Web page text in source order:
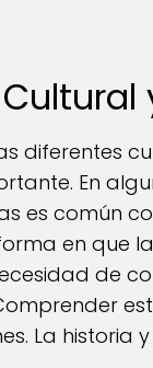
diferentes
En
es común
en que
de
La historia